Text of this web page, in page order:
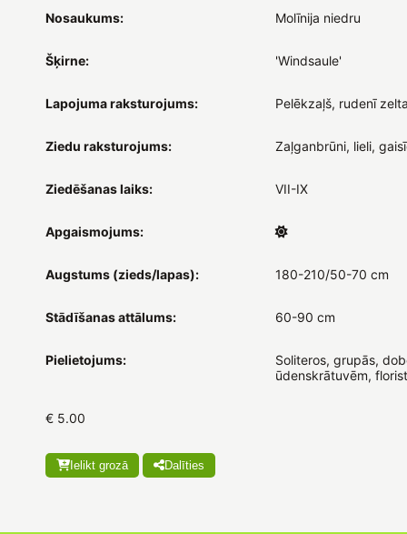
Nosaukums: Molīnija niedru
Šķirne: 'Windsaule'
Lapojuma raksturojums: Pelēkzaļš, rudenī
Ziedu raksturojums: Zaļganbrūni, lieli,
Ziedēšanas laiks: VII-IX
Apgaismojums:
Augstums (zieds/lapas): 180-210/50-70 cm
Stādīšanas attālums: 60-90 cm
Pielietojums:
Soliteros, grupās,
ūdenskrātuvēm,
€ 5.00
Ielikt grozā Dalīties